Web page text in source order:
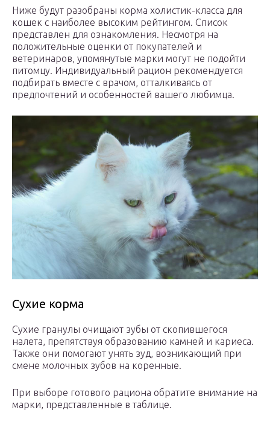
Ниже будут разобраны корма холистик-класса для
кошек с наиболее высоким рейтингом. Список
представлен для ознакомления. Несмотря на
положительные оценки от покупателей и
ветеринаров, упомянутые марки могут не подойти
питомцу. Индивидуальный рацион рекомендуется
подбирать вместе с врачом, отталкиваясь от
предпочтений и особенностей вашего любимца.
Сухие корма
Сухие гранулы очищают зубы от скопившегося
налета, препятствуя образованию камней и кариеса.
Также они помогают унять зуд, возникающий при
смене молочных зубов на коренные.
При выборе готового рациона обратите внимание на
марки, представленные в таблице.